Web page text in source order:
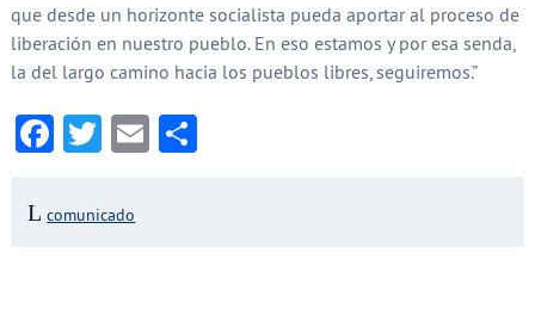
que desde un horizonte socialista pueda aportar al proceso de
liberación en nuestro pueblo. En eso estamos y por esa senda,
la del largo camino hacia los pueblos libres, seguiremos.”
Facebook
Twitter
EmailCompartir
comunicado